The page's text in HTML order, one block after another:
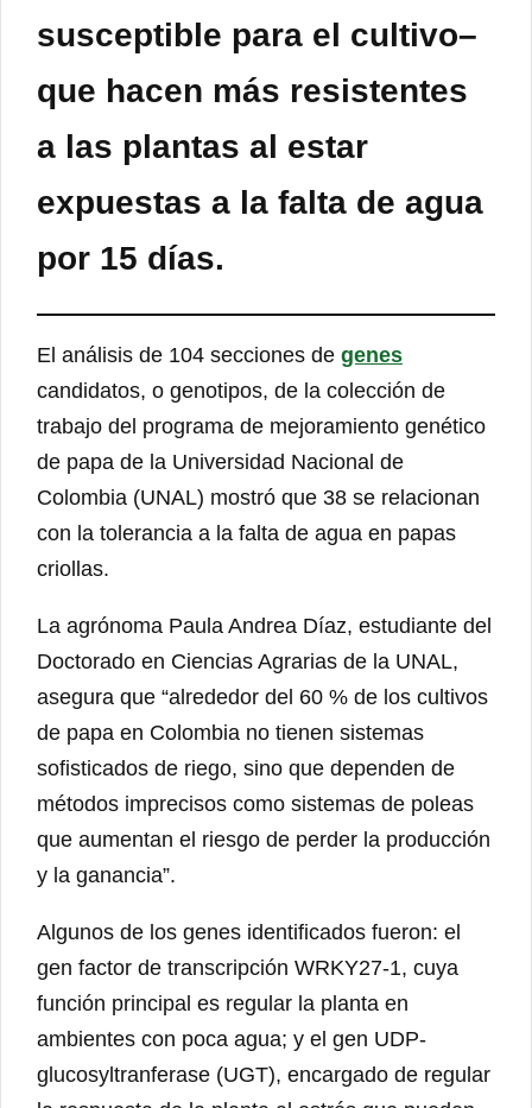
susceptible para el cultivo–
que hacen más resistentes
a las plantas al estar
expuestas a la falta de agua
por 15 días.
El análisis de 104 secciones de genes
candidatos, o genotipos, de la colección de
trabajo del programa de mejoramiento genético
de papa de la Universidad Nacional de
Colombia (UNAL) mostró que 38 se relacionan
con la tolerancia a la falta de agua en papas
criollas.
La agrónoma Paula Andrea Díaz, estudiante del
Doctorado en Ciencias Agrarias de la UNAL,
asegura que “alrededor del 60 % de los cultivos
de papa en Colombia no tienen sistemas
sofisticados de riego, sino que dependen de
métodos imprecisos como sistemas de poleas
que aumentan el riesgo de perder la producción
y la ganancia”.
Algunos de los genes identificados fueron: el
gen factor de transcripción WRKY27-1, cuya
función principal es regular la planta en
ambientes con poca agua; y el gen UDP-
glucosyltranferase (UGT), encargado de regular